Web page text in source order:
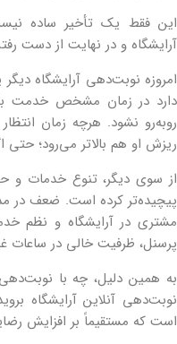
این فقط یک تأخیر ساده
آرایشگاه و در نهایت از دست
امروزه نوبت‌دهی آرایشگاه
دارد در زمان مشخص خدمت
روبه‌رو نشود. هرچه زمان
ریزش او هم بالاتر می‌رود؛ حتی
از سوی دیگر، تنوع خدمات و
پیچیده‌تر کرده است. ضعف در
مشتری در آرایشگاه و نظم
پرسنل، ظرفیت خالی در ساعات
به همین دلیل، چه با
نوبت‌دهی آنلاین آرایشگاه
است که مستقیماً بر افزایش